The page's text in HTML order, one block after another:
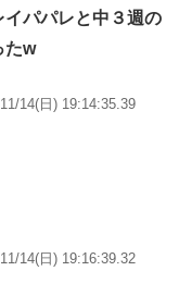
パパレと中３週の
たw
11/14(日) 19:14:35.39
11/14(日) 19:16:39.32